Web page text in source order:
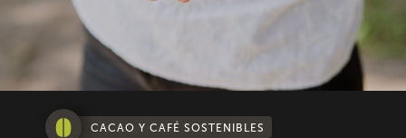
CACAO Y CAFÉ SOSTENIBLES